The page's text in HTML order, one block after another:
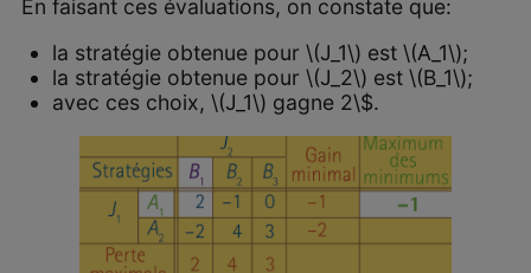
En faisant ces évaluations, on constate que:
la stratégie obtenue pour \(J_1\) est \(A_1\);
la stratégie obtenue pour \(J_2\) est \(B_1\);
avec ces choix, \(J_1\) gagne 2\$.